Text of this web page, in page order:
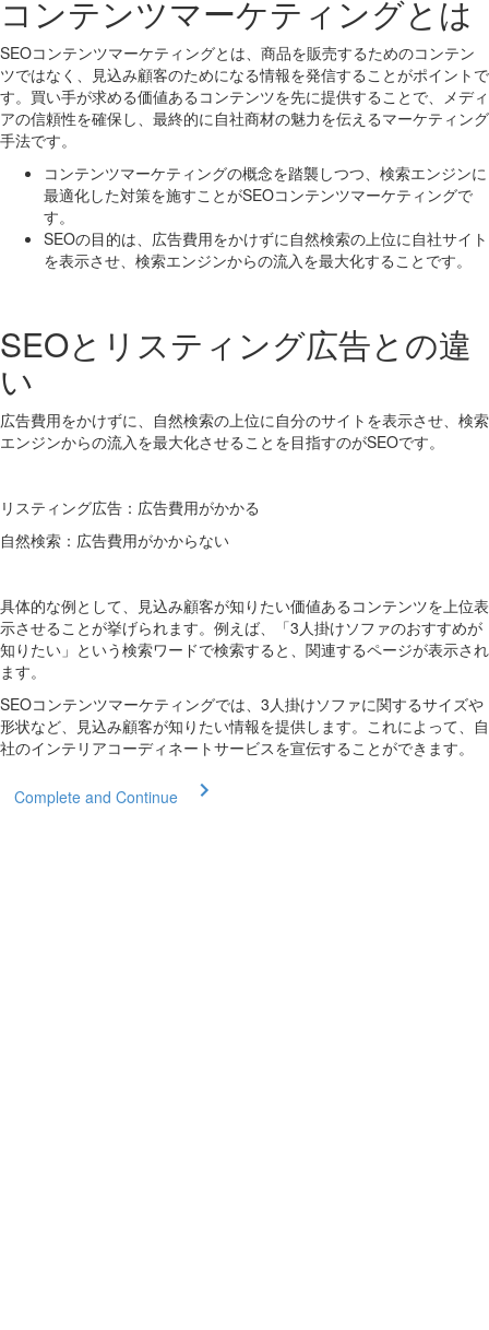
コンテンツマーケティングとは
SEOコンテンツマーケティングとは、商品を販売するためのコンテン
ツではなく、見込み顧客のためになる情報を発信することがポイントで
す。買い手が求める価値あるコンテンツを先に提供することで、メディ
アの信頼性を確保し、最終的に自社商材の魅力を伝えるマーケティング
手法です。
コンテンツマーケティングの概念を踏襲しつつ、検索エンジンに
最適化した対策を施すことがSEOコンテンツマーケティングで
す。
SEOの目的は、広告費用をかけずに自然検索の上位に自社サイト
を表示させ、検索エンジンからの流入を最大化することです。
SEOとリスティング広告との違
い
広告費用をかけずに、自然検索の上位に自分のサイトを表示させ、検索
エンジンからの流入を最大化させることを目指すのがSEOです。
リスティング広告：広告費用がかかる
自然検索：広告費用がかからない
具体的な例として、見込み顧客が知りたい価値あるコンテンツを上位表
示させることが挙げられます。例えば、「3人掛けソファのおすすめが
知りたい」という検索ワードで検索すると、関連するページが表示され
ます。
SEOコンテンツマーケティングでは、3人掛けソファに関するサイズや
形状など、見込み顧客が知りたい情報を提供します。これによって、自
社のインテリアコーディネートサービスを宣伝することができます。
Complete and Continue